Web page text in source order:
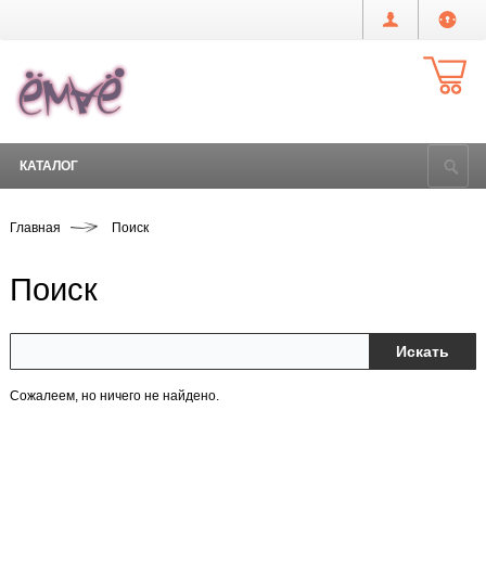
КАТАЛОГ
Главная Поиск
Поиск
Сожалеем, но ничего не найдено.